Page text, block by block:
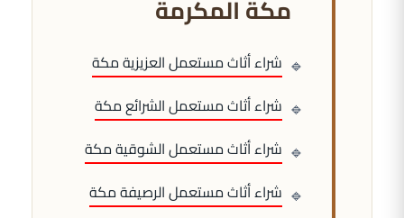
مكة المكرمة
شراء أثاث مستعمل العزيزية مكة
شراء أثاث مستعمل الشرائع مكة
شراء أثاث مستعمل الشوقية مكة
شراء أثاث مستعمل الرصيفة مكة